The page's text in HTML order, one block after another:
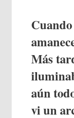
Más
aún
vi un